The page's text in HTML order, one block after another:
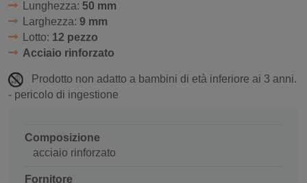
Lunghezza: 50 mm
Larghezza: 9 mm
Lotto: 12 pezzo
Acciaio rinforzato
Prodotto non adatto a bambini di età inferiore ai 3 anni.
- pericolo di ingestione
Composizione
acciaio rinforzato
Fornitore